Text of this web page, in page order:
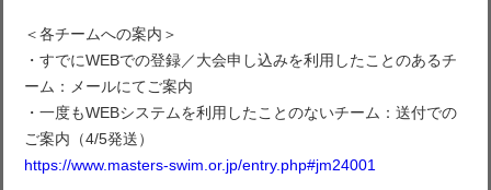
＜各チームへの案内＞
・すでにWEBでの登録／大会申し込みを利用したことのあるチ
ーム：メールにてご案内
・一度もWEBシステムを利用したことのないチーム：送付での
ご案内（4/5発送）
https://www.masters-swim.or.jp/entry.php#jm24001